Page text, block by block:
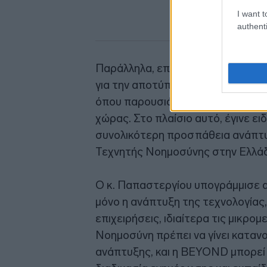
I want
Παράλληλα, επεσήμανε ότι η
για την αποτύπωση των
όπου παρουσιάζονται οι
χώρας. Στο πλαίσιο αυτό, έγινε
συνολικότερη προσπάθεια
Τεχνητής Νοημοσύνης στην
Ο κ. Παπαστεργίου υπογράμμισε
μόνο η ανάπτυξη της
επιχειρήσεις, ιδιαίτερα τις
Νοημοσύνη πρέπει να γίνει
ανάπτυξης, και η BEYOND